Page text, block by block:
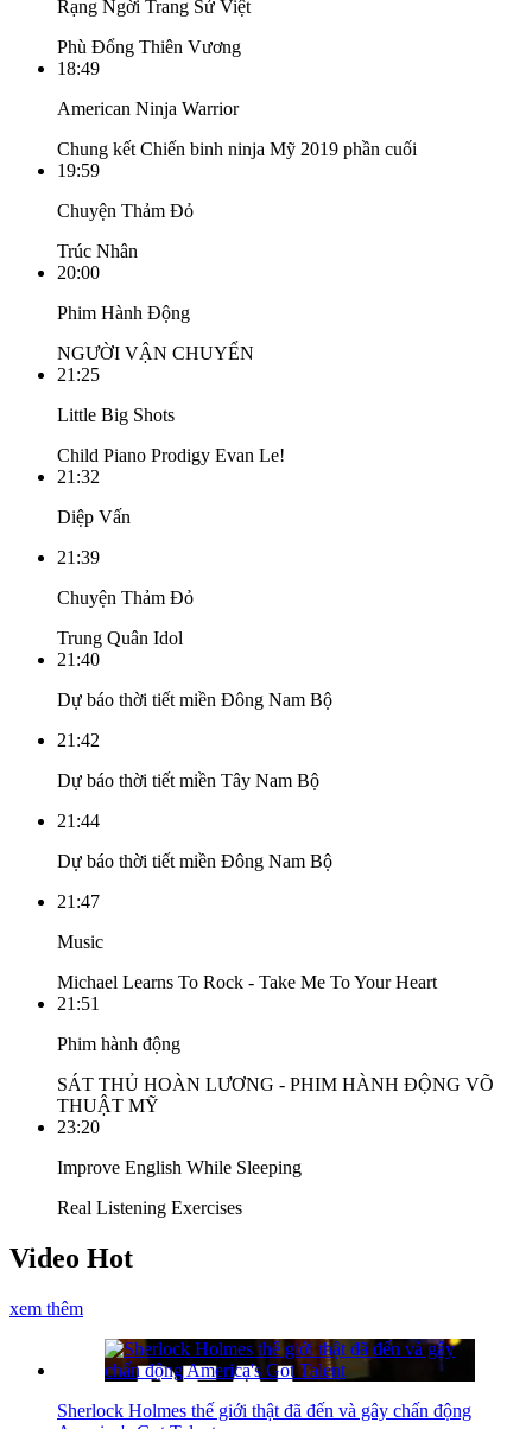
Rạng Ngời Trang Sử Việt
Phù Đổng Thiên Vương
18:49
American Ninja Warrior
Chung kết Chiến binh ninja Mỹ 2019 phần cuối
19:59
Chuyện Thảm Đỏ
Trúc Nhân
20:00
Phim Hành Động
NGƯỜI VẬN CHUYỂN
21:25
Little Big Shots
Child Piano Prodigy Evan Le!
21:32
Diệp Vấn
21:39
Chuyện Thảm Đỏ
Trung Quân Idol
21:40
Dự báo thời tiết miền Đông Nam Bộ
21:42
Dự báo thời tiết miền Tây Nam Bộ
21:44
Dự báo thời tiết miền Đông Nam Bộ
21:47
Music
Michael Learns To Rock - Take Me To Your Heart
21:51
Phim hành động
SÁT THỦ HOÀN LƯƠNG - PHIM HÀNH ĐỘNG VÕ
THUẬT MỸ
23:20
Improve English While Sleeping
Real Listening Exercises
Video Hot
xem thêm
Sherlock Holmes thế giới thật đã đến và gây chấn động